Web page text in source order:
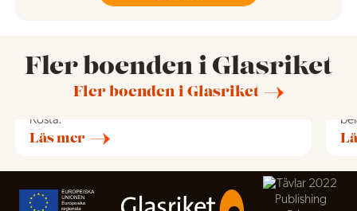
Fler boenden i Glasriket
Fler boenden i Glasriket
Nallepensionatet
Har du barnasinnet i behåll och vill bo i en lite
Kosta.
Läs mer